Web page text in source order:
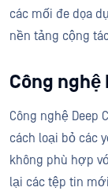
các mối đe dọa
nền tảng cộng
Công nghệ
Công nghệ Deep
cách loại bỏ các
không phù hợp
lại các tệp tin